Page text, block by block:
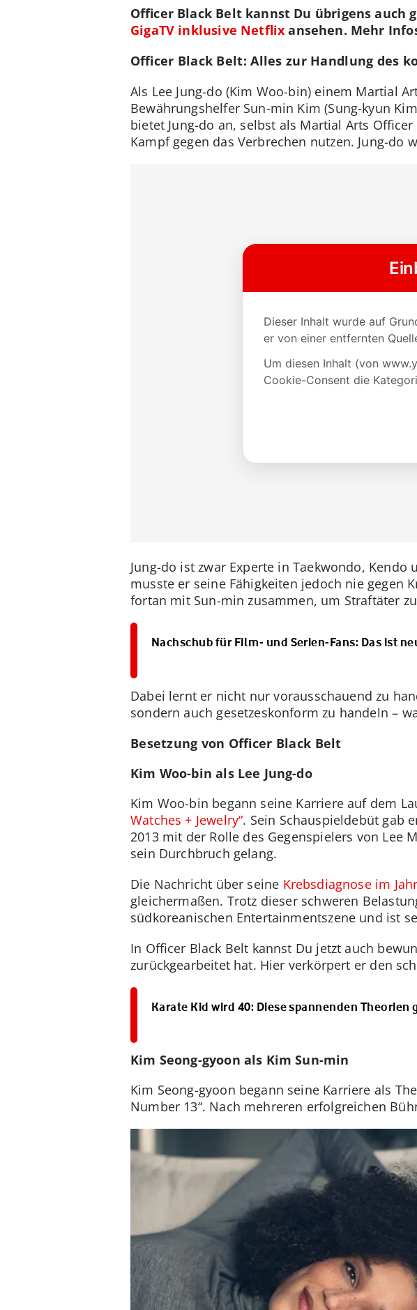
Officer Black Belt kannst Du übrigens
GigaTV inklusive Netflix ansehen. Mehr
Officer Black Belt: Alles zur Handlung des
Als Lee Jung-do (Kim Woo-bin) einem Martial
Bewährungshelfer Sun-min Kim (Sung-kyun
bietet Jung-do an, selbst als Martial Arts
Kampf gegen das Verbrechen nutzen. Jung-do
Jung-do ist zwar Experte in Taekwondo,
musste er seine Fähigkeiten jedoch nie gegen
fortan mit Sun-min zusammen, um Straftäter
Nachschub für Film- und Serien-Fans: Das ist
Dabei lernt er nicht nur vorausschauend zu
sondern auch gesetzeskonform zu handeln –
Besetzung von Officer Black Belt
Kim Woo-bin als Lee Jung-do
Kim Woo-bin begann seine Karriere auf dem
Watches + Jewelry“. Sein Schauspieldebüt gab
2013 mit der Rolle des Gegenspielers von Lee
sein Durchbruch gelang.
Die Nachricht über seine Krebsdiagnose im
gleichermaßen. Trotz dieser schweren
südkoreanischen Entertainmentszene und ist
In Officer Black Belt kannst Du jetzt auch
zurückgearbeitet hat. Hier verkörpert er den
Karate Kid wird 40: Diese spannenden
Kim Seong-gyoon als Kim Sun-min
Kim Seong-gyoon begann seine Karriere als
Number 13“. Nach mehreren erfolgreichen